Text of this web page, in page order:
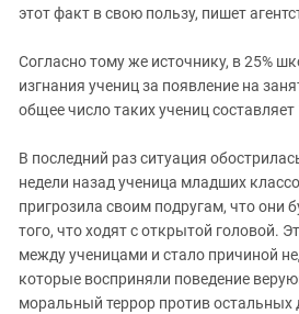
этот факт в свою пользу, пишет
Согласно тому же источнику, в 25%
изгнания учениц за появление на
общее число таких учениц составляет
В последний раз ситуация
недели назад ученица младших
пригрозила своим подругам, что они
того, что ходят с открытой головой.
между ученицами и стало причиной
которые восприняли поведение
моральный террор против остальных